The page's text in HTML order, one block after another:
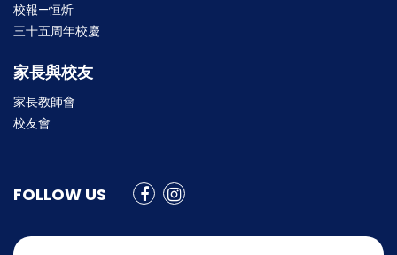
校報—恒炘
三十五周年校慶
家長與校友
家長教師會
校友會
FOLLOW US